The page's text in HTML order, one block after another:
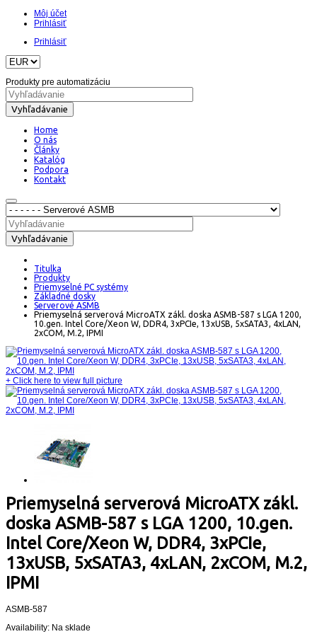
Môj účet
Prihlásiť
Prihlásiť
Produkty pre automatizáciu
Vyhľadávanie
Home
O nás
Články
Katalóg
Podpora
Kontakt
Vyhľadávanie
Titulka
Produkty
Priemyselné PC systémy
Základné dosky
Serverové ASMB
Priemyselná serverová MicroATX zákl. doska ASMB-587 s LGA 1200,
10.gen. Intel Core/Xeon W, DDR4, 3xPCIe, 13xUSB, 5xSATA3, 4xLAN,
2xCOM, M.2, IPMI
+ Click here to view full picture
Priemyselná serverová MicroATX zákl.
doska ASMB-587 s LGA 1200, 10.gen.
Intel Core/Xeon W, DDR4, 3xPCIe,
13xUSB, 5xSATA3, 4xLAN, 2xCOM, M.2,
IPMI
ASMB-587
Availability: Na sklade